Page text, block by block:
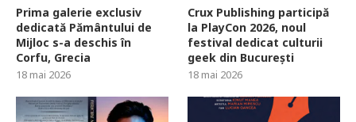
Prima galerie exclusiv
dedicată Pământului de
Mijloc s-a deschis în
Corfu, Grecia
18 mai 2026
Crux Publishing participă
la PlayCon 2026, noul
festival dedicat culturii
geek din București
18 mai 2026